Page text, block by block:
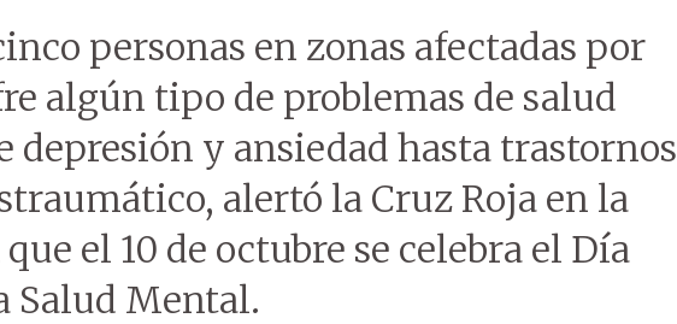
personas en zonas afectadas por
algún tipo de problemas de salud
depresión y ansiedad hasta trastornos
alertó la Cruz Roja en la
el 10 de octubre se celebra el Día
Salud Mental.